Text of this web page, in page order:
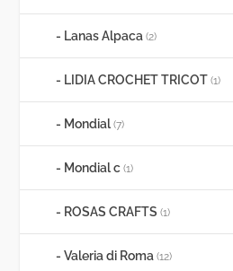
€
.
Lanas Alpaca (2)
LIDIA CROCHET TRICOT (1)
Mondial (7)
Mondial c (1)
ROSAS CRAFTS (1)
Valeria di Roma (12)